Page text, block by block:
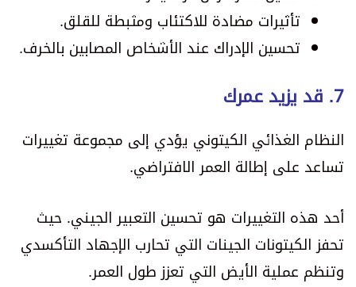
تأثيرات مضادة للاكتئاب ومثبطة للقلق.
تحسين الإدراك عند الأشخاص المصابين بالخرف.
7. قد يزيد عمرك
النظام الغذائي الكيتوني يؤدي إلى مجموعة تغييرات
تساعد على إطالة العمر الافتراضي.
أحد هذه التغييرات هو تحسين التعبير الجيني. حيث
تحفز الكيتونات الجينات التي تحارب الإجهاد التأكسدي
وتنظم عملية الأيض التي تعزز طول العمر.